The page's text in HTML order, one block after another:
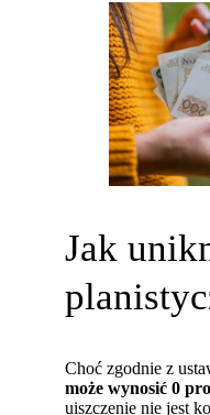
Jak
Choć zgodnie z
może wynosić 0
uiszczenie nie jest